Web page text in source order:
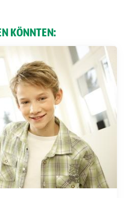
KÖNNTEN: